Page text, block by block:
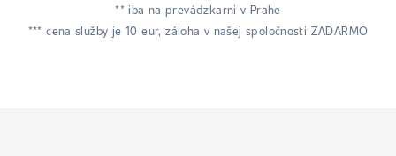
** iba na prevádzkarni v Prahe
*** cena služby je 10 eur, záloha v našej spoločnosti ZADARMO